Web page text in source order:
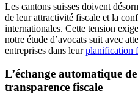
Les cantons suisses doivent
de leur attractivité fiscale et la
internationales. Cette tension
notre étude d’avocats suit avec
entreprises dans leurplanification
L’échange automatique
transparence fiscale